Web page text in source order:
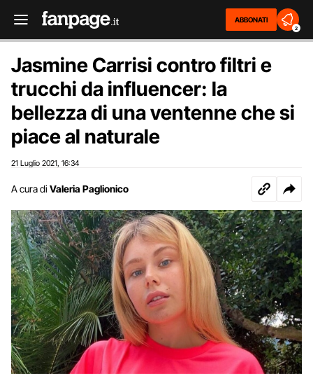
ABBONATI
2
Jasmine Carrisi contro filtri e
trucchi da influencer: la
bellezza di una ventenne che si
piace al naturale
21 Luglio 2021 16:34
A cura di Valeria Paglionico